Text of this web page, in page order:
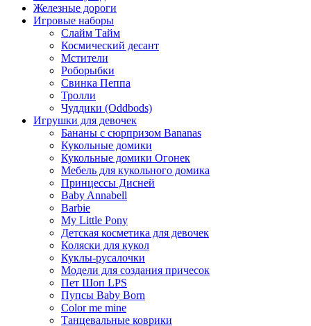
Железные дороги
Игровые наборы
Слайм Тайм
Космический десант
Мстители
Роборыбки
Свинка Пеппа
Тролли
Чуддики (Oddbods)
Игрушки для девочек
Бананы с сюрпризом Bananas
Кукольные домики
Кукольные домики Огонек
Мебель для кукольного домика
Принцессы Дисней
Baby Annabell
Barbie
My Little Pony
Детская косметика для девочек
Коляски для кукол
Куклы-русалочки
Модели для создания причесок
Пет Шоп LPS
Пупсы Baby Born
Сolor me mine
Танцевальные коврики